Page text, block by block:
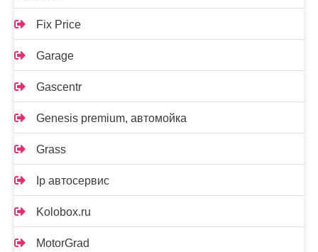
Fix Price
Garage
Gascentr
Genesis premium, автомойка
Grass
Ip автосервис
Kolobox.ru
MotorGrad